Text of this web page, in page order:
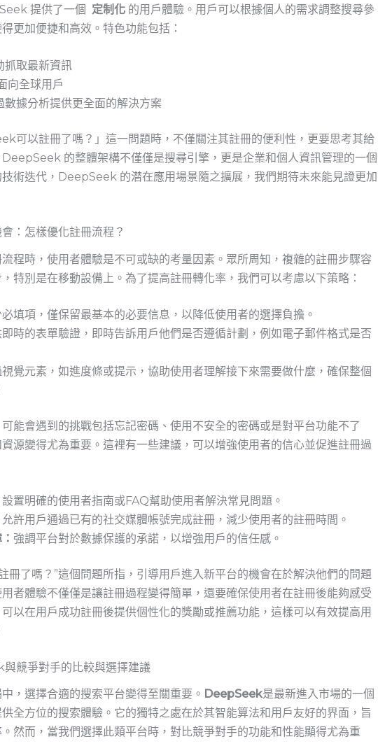
提供了一個
定制化的用戶體驗。用戶可以根據個人的需求調整搜尋參
更加便捷和高效。特色功能包括：
抓取最新資訊
向全球用戶
數據分析提供更全面的解決方案
可以註冊了嗎？」這一問題時，不僅關注其註冊的便利性，更要思考其給
的整體架構不僅僅是搜尋引擎，更是企業和個人資訊管理的一個
術迭代，DeepSeek 的潜在應用場景隨之擴展，我們期待未來能見證更加
：怎樣優化註冊流程？
程時，使用者體驗是不可或缺的考量因素。眾所周知，複雜的註冊步驟容
特別是在移動設備上。為了提高註冊轉化率，我們可以考慮以下策略：
必填項，僅保留最基本的必要信息，以降低使用者的選擇負擔。
時的表單驗證，即時告訴用戶他們是否遵循計劃，例如電子郵件格式是否
覺元素，如進度條或提示，協助使用者理解接下來需要做什麼，確保整個
能會遇到的挑戰包括忘記密碼、使用不安全的密碼或是對平台功能不了
源變得尤為重要。這裡有一些建議，可以增強使用者的信心並促進註冊過
設置明確的使用者指南或FAQ幫助使用者解決常見問題。
允許用戶通過已有的社交媒體帳號完成註冊，減少使用者的註冊時間。
強調平台對於數據保護的承諾，以增強用戶的信任感。
冊了嗎？”這個問題所指，引導用戶進入新平台的機會在於解決他們的問題
者體驗不僅僅是讓註冊過程變得簡單，還要確保使用者在註冊後能夠感受
以在用戶成功註冊後提供個性化的獎勵或推薦功能，這樣可以有效提高用
競爭對手的比較與選擇建議
，選擇合適的搜索平台變得至關重要。 DeepSeek是最新進入市場的一個
全方位的搜索體驗。它的獨特之處在於其智能算法和用戶友好的界面，旨
然而，當我們選擇此類平台時，對比競爭對手的功能和性能顯得尤為重